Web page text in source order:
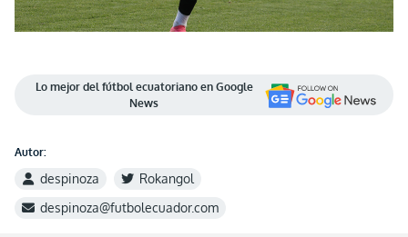
Lo mejor del fútbol ecuatoriano en Google
News
Autor:
despinoza
Rokangol
despinoza@futbolecuador.com